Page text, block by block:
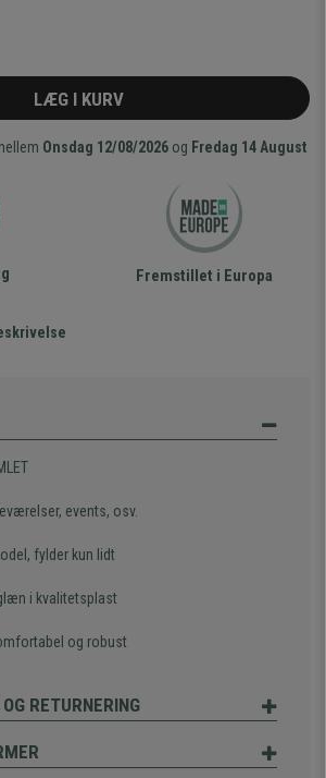
LÆG I KURV
Onsdag 12/08/2026 og Fredag 14 August
Fremstillet i Europa
events, osv.
fylder kun lidt
i kvalitetsplast
og robust
RETURNERING